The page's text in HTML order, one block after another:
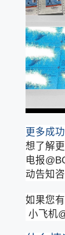
更多成
想了解
电报
动告知
如果您
小飞机